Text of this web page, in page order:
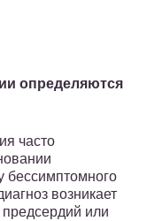
определяются
часто
​​бессимптомного
возникает
или